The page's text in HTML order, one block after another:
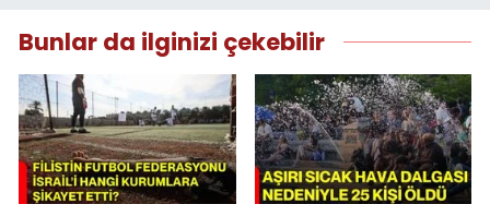
Bunlar da ilginizi çekebilir